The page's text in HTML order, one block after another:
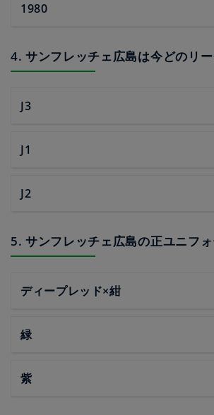
1980
4. サンフレッチェ広島は今どのリー
J3
J1
J2
5. サンフレッチェ広島の正ユニフ
ディープレッド×紺
緑
紫